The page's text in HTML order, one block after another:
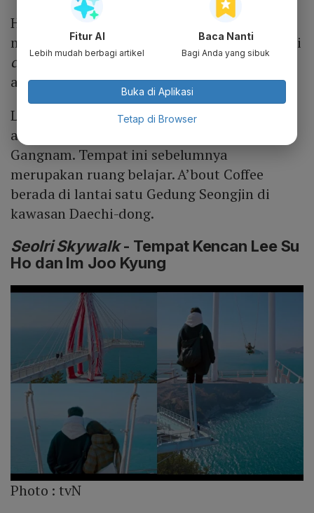
Han Seo Joon menawarkan Im Joo Kyung
menjadi karyawan paruh waktu (part time) di
coffee shoptempat dia bekerja. Keduanya
akan sama-sama menjadi pelayan dan kasir.
Lantas syuting dramaTrue Beauty
adegan ini diambil di A’bout Coffee cabang
Gangnam. Tempat ini sebelumnya
merupakan ruang belajar. A’bout Coffee
berada di lantai satu Gedung Seongjin di
kawasan Daechi-dong.
Seolri Skywalk- Tempat Kencan Lee Su
Ho dan Im Joo Kyung
Photo :tvN
Fitur AI
Lebih mudah berbagi artikel
Baca Nanti
Bagi Anda yang sibuk
Buka di Aplikasi
Tetap di Browser